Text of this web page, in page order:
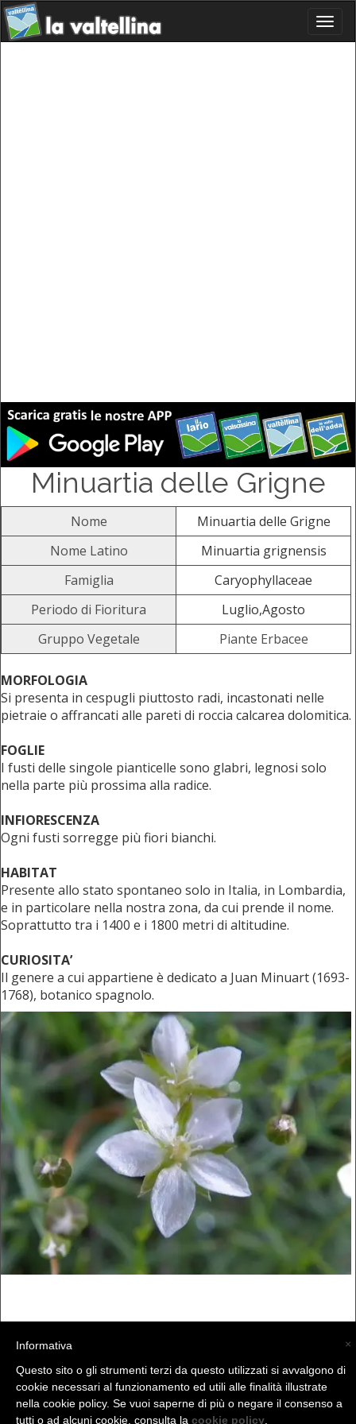
Minuartia delle Grigne
Nome
Minuartia delle Grigne
Nome Latino
Minuartia grignensis
Famiglia
Caryophyllaceae
Periodo di Fioritura
Luglio,Agosto
Gruppo Vegetale
Piante Erbacee
MORFOLOGIA
Si presenta in cespugli piuttosto radi, incastonati nelle
pietraie o affrancati alle pareti di roccia calcarea dolomitica.
FOGLIE
I fusti delle singole pianticelle sono glabri, legnosi solo
nella parte più prossima alla radice.
INFIORESCENZA
Ogni fusti sorregge più fiori bianchi.
HABITAT
Presente allo stato spontaneo solo in Italia, in Lombardia,
e in particolare nella nostra zona, da cui prende il nome.
Soprattutto tra i 1400 e i 1800 metri di altitudine.
CURIOSITA’
Il genere a cui appartiene è dedicato a Juan Minuart (1693-
1768), botanico spagnolo.
×
Informativa
Questo sito o gli strumenti terzi da questo utilizzati si avvalgono di
cookie necessari al funzionamento ed utili alle finalità illustrate
nella cookie policy. Se vuoi saperne di più o negare il consenso a
tutti o ad alcuni cookie, consulta la cookie policy